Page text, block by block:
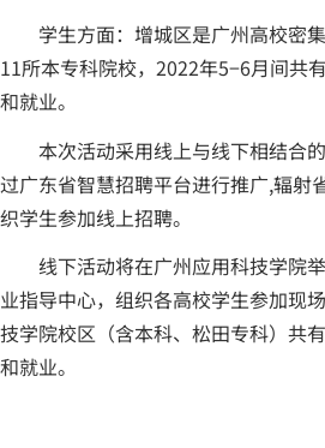
学生方面：增城区是广州高校密
11所本专科院校，2022年5−6月间共
和就业。
本次活动采用线上与线下相结合
过广东省智慧招聘平台进行推广,辐射
织学生参加线上招聘。
线下活动将在广州应用科技学院
业指导中心，组织各高校学生参加现
技学院校区（含本科、松田专科）共
和就业。